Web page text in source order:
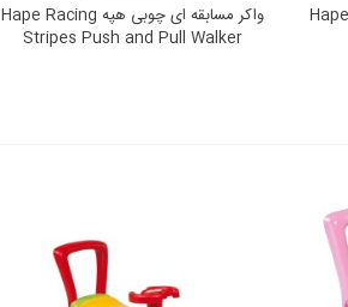
چهار چرخ کفشدوزک چوبی هپه Hape
واکر مسابقه ای چوبی هپه Hape Racing
Stripes Push and Pull Walker